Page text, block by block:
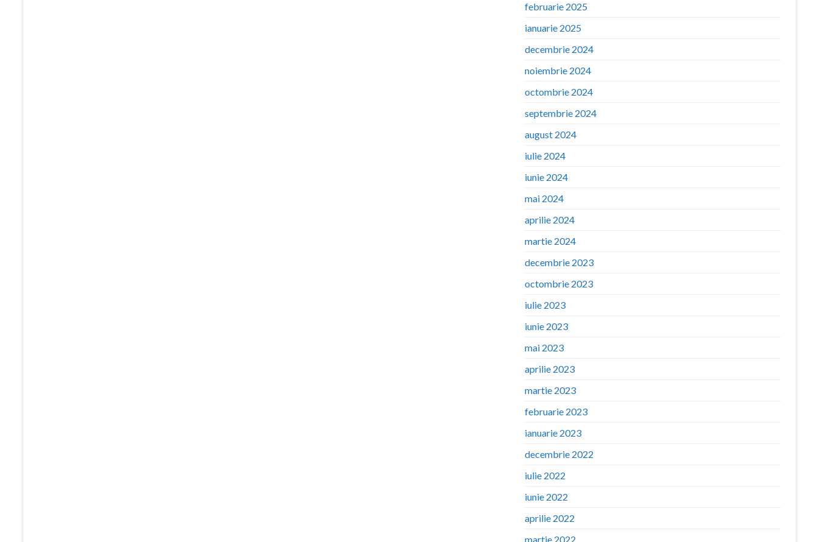
februarie 2025
ianuarie 2025
decembrie 2024
noiembrie 2024
octombrie 2024
septembrie 2024
august 2024
iulie 2024
iunie 2024
mai 2024
aprilie 2024
martie 2024
decembrie 2023
octombrie 2023
iulie 2023
iunie 2023
mai 2023
aprilie 2023
martie 2023
februarie 2023
ianuarie 2023
decembrie 2022
iulie 2022
iunie 2022
aprilie 2022
martie 2022